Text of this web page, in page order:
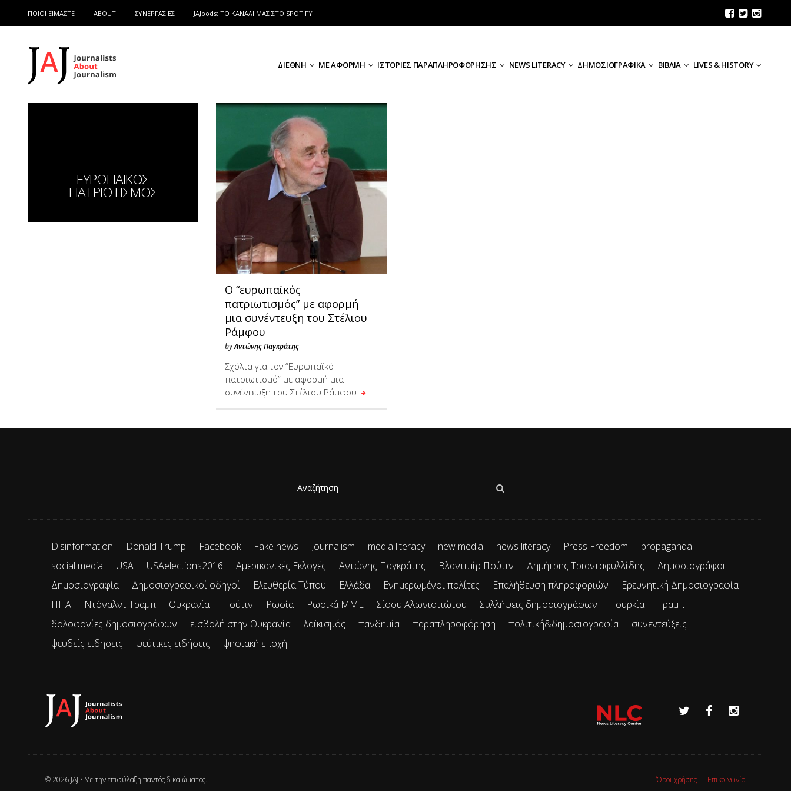
ΠΟΙΟΙ ΕΙΜΑΣΤΕ ABOUT ΣΥΝΕΡΓΑΣΙΕΣ JAJpods: TO ΚΑΝΑΛΙ ΜΑΣ ΣΤΟ SPOTIFY
ΔΙΕΘΝΗ ΜΕ ΑΦΟΡΜΗ ΙΣΤΟΡΙΕΣ ΠΑΡΑΠΛΗΡΟΦΟΡΗΣΗΣ NEWS LITERACY ΔΗΜΟΣΙΟΓΡΑΦΙΚΑ ΒΙΒΛΙΑ LIVES & HISTORY
ΕΥΡΩΠΑΙΚΟΣ
ΠΑΤΡΙΩΤΙΣΜΟΣ
Ο “ευρωπαϊκός
πατριωτισμός” με αφορμή
μια συνέντευξη του Στέλιου
Ράμφου
byΑντώνης Παγκράτης
Σχόλια για τον “Ευρωπαϊκό
πατριωτισμό” με αφορμή μια
συνέντευξη του Στέλιου Ράμφου
Disinformation Donald Trump Facebook Fake news Journalism media literacy new media news literacy Press Freedom
propaganda
social media
USA USAelections2016 Αμερικανικές Εκλογές Αντώνης Παγκράτης Βλαντιμίρ Πούτιν Δημήτρης Τριανταφυλλίδης
Δημοσιογράφοι
Δημοσιογραφία
Δημοσιογραφικοί οδηγοί Ελευθερία Τύπου Ελλάδα Ενημερωμένοι πολίτες Επαλήθευση πληροφοριών
Ερευνητική Δημοσιογραφία
ΗΠΑ
Ντόναλντ Τραμπ Ουκρανία Πούτιν Ρωσία Ρωσικά ΜΜΕ Σίσσυ Αλωνιστιώτου Συλλήψεις δημοσιογράφων Τουρκία
Τραμπ
δολοφονίες δημοσιογράφων
εισβολή στην Ουκρανία λαϊκισμός πανδημία παραπληροφόρηση πολιτική&δημοσιογραφία
συνεντεύξεις
ψευδείς ειδησεις
ψεύτικες ειδήσεις ψηφιακή εποχή
© 2026 JAJ • Mε την επιφύλαξη παντός δικαιώματος. Όροι χρήσης Επικοινωνία